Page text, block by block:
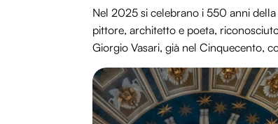
Nel 2025 si celebrano i 550 anni
pittore, architetto e poeta,
Giorgio Vasari, già nel Cinquecento,